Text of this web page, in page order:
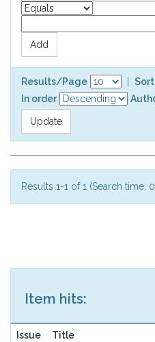
Results/Page
In order
Results 1-1 of 1 (Search time:
Item hits:
Issue Title